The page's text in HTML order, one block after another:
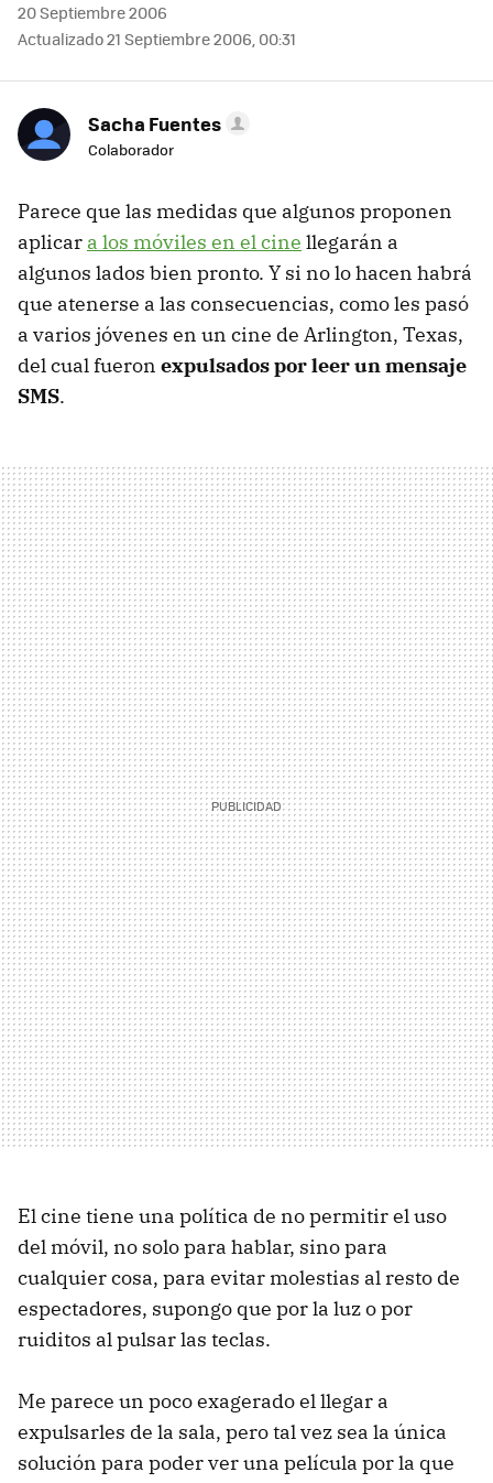
20 Septiembre 2006
Actualizado 21 Septiembre 2006, 00:31
Sacha Fuentes
Colaborador
Parece que las medidas que algunos proponen
aplicar a los móviles en el cine llegarán a
algunos lados bien pronto. Y si no lo hacen habrá
que atenerse a las consecuencias, como les pasó
a varios jóvenes en un cine de Arlington, Texas,
del cual fueron expulsados por leer un mensaje
SMS.
El cine tiene una política de no permitir el uso
del móvil, no solo para hablar, sino para
cualquier cosa, para evitar molestias al resto de
espectadores, supongo que por la luz o por
ruiditos al pulsar las teclas.
Me parece un poco exagerado el llegar a
expulsarles de la sala, pero tal vez sea la única
solución para poder ver una película por la que